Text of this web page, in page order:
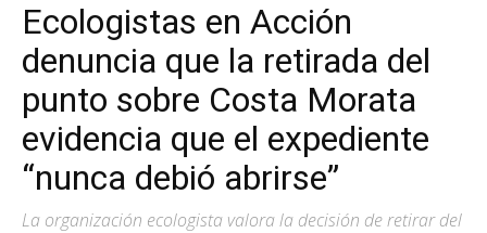
Ecologistas en Acción
denuncia que la retirada del
punto sobre Costa Morata
evidencia que el expediente
“nunca debió abrirse”
La organización ecologista valora la decisión de retirar del